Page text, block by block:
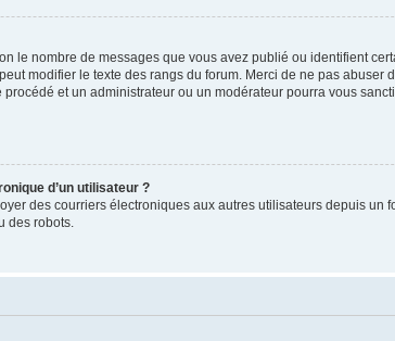
le nombre de messages que vous avez publié ou identifient
modifier le texte des rangs du forum. Merci de ne pas abuser
et un administrateur ou un modérateur pourra vous
d’un utilisateur ?
des courriers électroniques aux autres utilisateurs depuis un
des robots.